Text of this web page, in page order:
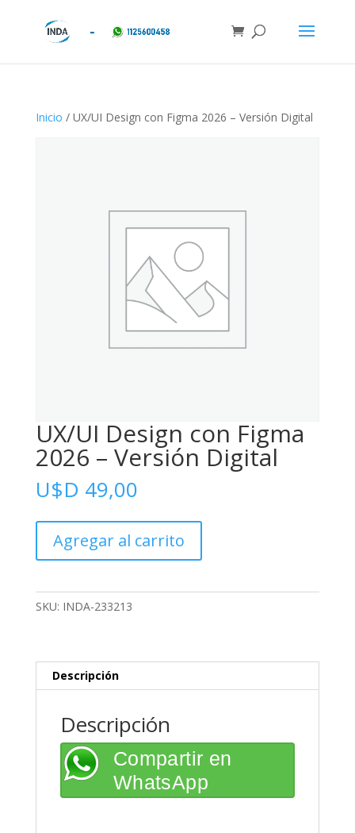
Inicio / UX/UI Design con Figma 2026 – Versión Digital
UX/UI Design con Figma
2026 – Versión Digital
U$D 49,00
Design
2026
cantidad
Agregar al carrito
SKU: INDA-233213
Descripción
Descripción
Compartir en
WhatsApp